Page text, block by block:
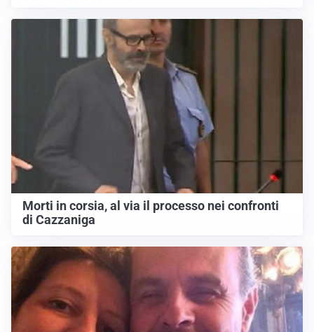
Morti in corsia, al via il processo nei confronti
di Cazzaniga